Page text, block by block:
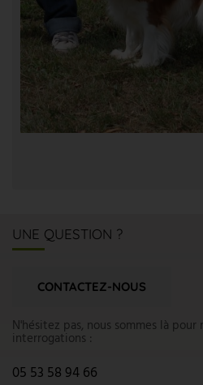
UNE QUESTION ?
CONTACTEZ-NOUS
N'hésitez pas, nous sommes là pour
interrogations :
05 53 58 94 66